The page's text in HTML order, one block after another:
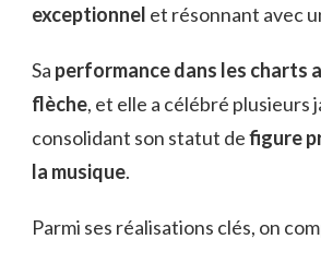
exceptionnel et résonnant avec
Sa performance dans les charts
flèche, et elle a célébré plusieurs
consolidant son statut defigure
la musique.
Parmi ses réalisations clés, on